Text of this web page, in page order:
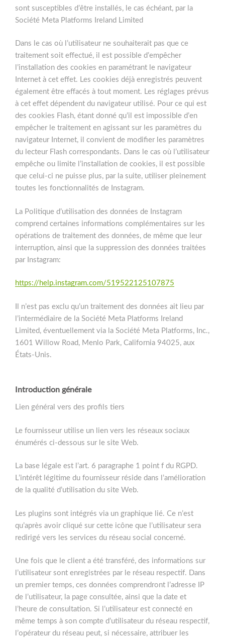
sont susceptibles d’être installés, le cas échéant, par la
Société Meta Platforms Ireland Limited
Dans le cas où l’utilisateur ne souhaiterait pas que ce
traitement soit effectué, il est possible d’empêcher
l’installation des cookies en paramétrant le navigateur
Internet à cet effet. Les cookies déjà enregistrés peuvent
également être effacés à tout moment. Les réglages prévus
à cet effet dépendent du navigateur utilisé. Pour ce qui est
des cookies Flash, étant donné qu’il est impossible d’en
empêcher le traitement en agissant sur les paramètres du
navigateur Internet, il convient de modifier les paramètres
du lecteur Flash correspondants. Dans le cas où l’utilisateur
empêche ou limite l’installation de cookies, il est possible
que celui-ci ne puisse plus, par la suite, utiliser pleinement
toutes les fonctionnalités de Instagram.
La Politique d’utilisation des données de Instagram
comprend certaines informations complémentaires sur les
opérations de traitement des données, de même que leur
interruption, ainsi que la suppression des données traitées
par Instagram:
https://help.instagram.com/519522125107875
Il n’est pas exclu qu’un traitement des données ait lieu par
l’intermédiaire de la Société Meta Platforms Ireland
Limited, éventuellement via la Société Meta Platforms, Inc.,
1601 Willow Road, Menlo Park, California 94025, aux
États-Unis.
Introduction générale
Lien général vers des profils tiers
Le fournisseur utilise un lien vers les réseaux sociaux
énumérés ci-dessous sur le site Web.
La base légale est l’art. 6 paragraphe 1 point f du RGPD.
L’intérêt légitime du fournisseur réside dans l’amélioration
de la qualité d’utilisation du site Web.
Les plugins sont intégrés via un graphique lié. Ce n’est
qu’après avoir cliqué sur cette icône que l’utilisateur sera
redirigé vers les services du réseau social concerné.
Une fois que le client a été transféré, des informations sur
l’utilisateur sont enregistrées par le réseau respectif. Dans
un premier temps, ces données comprendront l’adresse IP
de l’utilisateur, la page consultée, ainsi que la date et
l’heure de consultation. Si l’utilisateur est connecté en
même temps à son compte d’utilisateur du réseau respectif,
l’opérateur du réseau peut, si nécessaire, attribuer les